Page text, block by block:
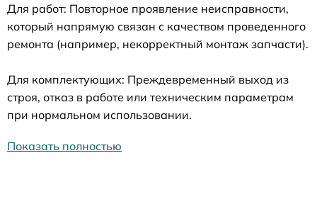
Для работ: Повторное проявление неисправности,
который напрямую связан с качеством проведенного
ремонта (например, некорректный монтаж запчасти).
Для комплектующих: Преждевременный выход из
строя, отказ в работе или техническим параметрам
при нормальном использовании.
Показать полностью